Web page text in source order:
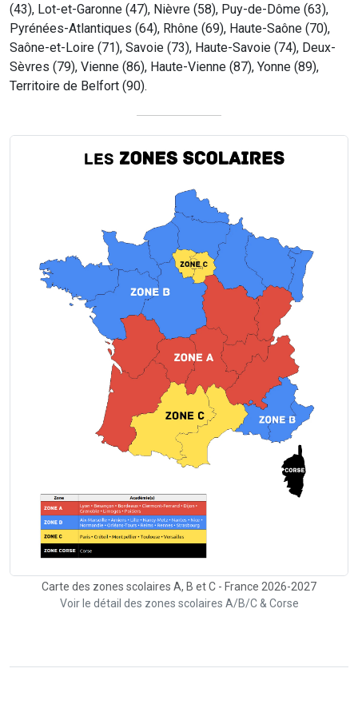
(43), Lot-et-Garonne (47), Nièvre (58), Puy-de-Dôme (63),
Pyrénées-Atlantiques (64), Rhône (69), Haute-Saône (70),
Saône-et-Loire (71), Savoie (73), Haute-Savoie (74), Deux-
Sèvres (79), Vienne (86), Haute-Vienne (87), Yonne (89),
Territoire de Belfort (90).
Carte des zones scolaires A, B et C - France 2026-2027
Voir le détail des zones scolaires A/B/C & Corse